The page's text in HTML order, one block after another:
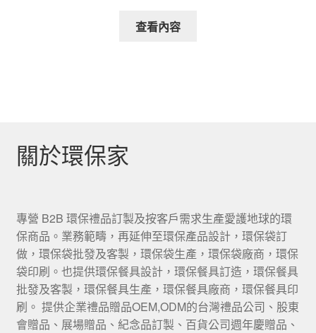
查看內容
關於環保家
專營 B2B 環保禮品訂製及按客戶需求生產愛護地球的環
保商品。業務範疇，再延伸至環保產品設計，環保袋訂
做，環保袋批發及客製，環保袋生產，環保袋廠商，環保
袋印刷。也提供環保餐具設計，環保餐具訂造，環保餐具
批發及客製，環保餐具生產，環保餐具廠商，環保餐具印
刷。 提供企業禮品贈品OEM,ODM的台灣禮品公司、股東
會贈品、展場贈品、紀念品訂製、百貨公司週年慶贈品、